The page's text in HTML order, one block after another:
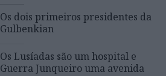
Os dois primeiros presidentes da
Gulbenkian
Os Lusíadas são um hospital e
Guerra Junqueiro uma avenida